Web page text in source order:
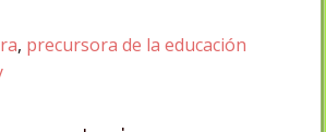
, precursora de la educación